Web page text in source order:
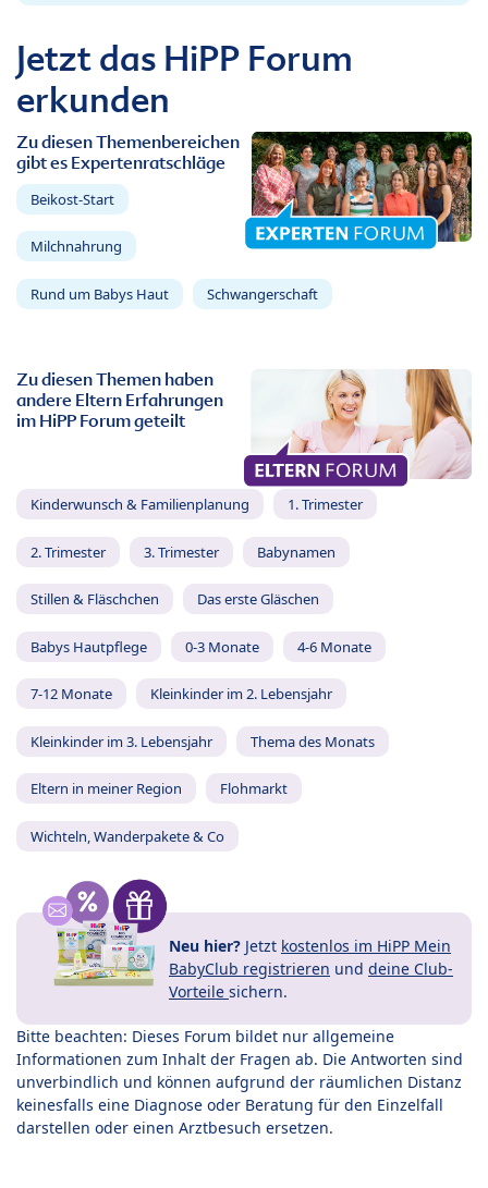
Jetzt das HiPP Forum
erkunden
Zu diesen Themenbereichen
gibt es Expertenratschläge
Beikost-Start
Milchnahrung
Rund um Babys Haut Schwangerschaft
Zu diesen Themen haben
andere Eltern Erfahrungen
im HiPP Forum geteilt
Kinderwunsch & Familienplanung 1. Trimester
2. Trimester 3. Trimester Babynamen
Stillen & Fläschchen Das erste Gläschen
Babys Hautpflege 0-3 Monate 4-6 Monate
7-12 Monate Kleinkinder im 2. Lebensjahr
Kleinkinder im 3. Lebensjahr Thema des Monats
Eltern in meiner Region Flohmarkt
Wichteln, Wanderpakete & Co
Neu hier? Jetzt kostenlos im HiPP Mein
BabyClub registrieren und deine Club-
Vorteile sichern.
Bitte beachten: Dieses Forum bildet nur allgemeine
Informationen zum Inhalt der Fragen ab. Die Antworten sind
unverbindlich und können aufgrund der räumlichen Distanz
keinesfalls eine Diagnose oder Beratung für den Einzelfall
darstellen oder einen Arztbesuch ersetzen.